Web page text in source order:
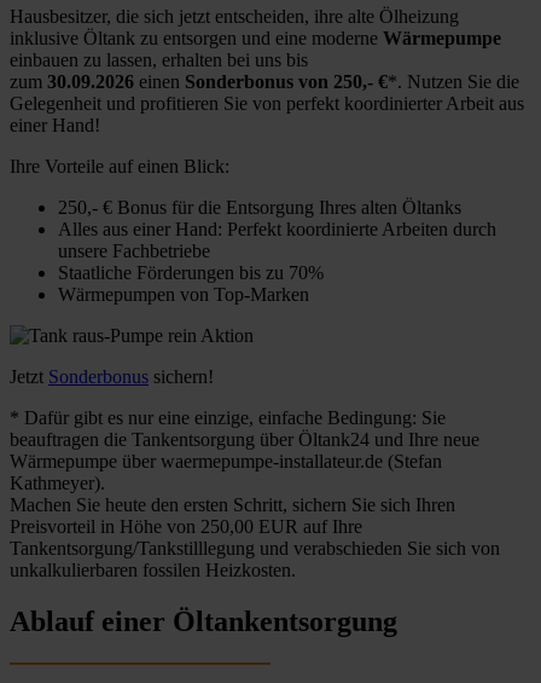
Hausbesitzer, die sich jetzt entscheiden, ihre alte Ölheizung
inklusive Öltank zu entsorgen und eine moderne Wärmepumpe
einbauen zu lassen, erhalten bei uns bis
zum 30.09.2026 einen Sonderbonus von 250,- €*. Nutzen Sie die
Gelegenheit und profitieren Sie von perfekt koordinierter Arbeit aus
einer Hand!
Ihre Vorteile auf einen Blick:
250,- € Bonus für die Entsorgung Ihres alten Öltanks
Alles aus einer Hand: Perfekt koordinierte Arbeiten durch
unsere Fachbetriebe
Staatliche Förderungen bis zu 70%
Wärmepumpen von Top-Marken
Jetzt Sonderbonus sichern!
* Dafür gibt es nur eine einzige, einfache Bedingung: Sie
beauftragen die Tankentsorgung über Öltank24 und Ihre neue
Wärmepumpe über waermepumpe-installateur.de (Stefan
Kathmeyer).
Machen Sie heute den ersten Schritt, sichern Sie sich Ihren
Preisvorteil in Höhe von 250,00 EUR auf Ihre
Tankentsorgung/Tankstilllegung und verabschieden Sie sich von
unkalkulierbaren fossilen Heizkosten.
Ablauf einer Öltankentsorgung